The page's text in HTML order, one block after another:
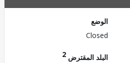
البلد المقترض